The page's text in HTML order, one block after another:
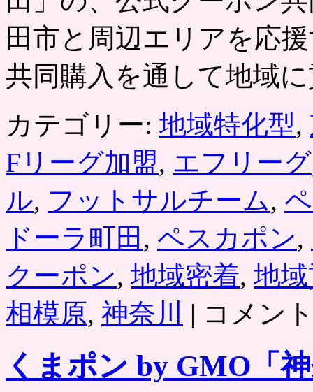
田市と周辺エリアを応
共同購入を通して地域
カテゴリー: 地域特化型,
Fリーグ加盟, エフリーグ
ル, フットサルチーム,
ドーラ町田 , ペスカポン,
クーポン, 地域密着, 地
相模原, 神奈川 |
ン
／
コメン
くまポン by GMO「